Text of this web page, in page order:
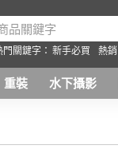
門關鍵字： 新手必買 熱銷
重裝 水下攝影